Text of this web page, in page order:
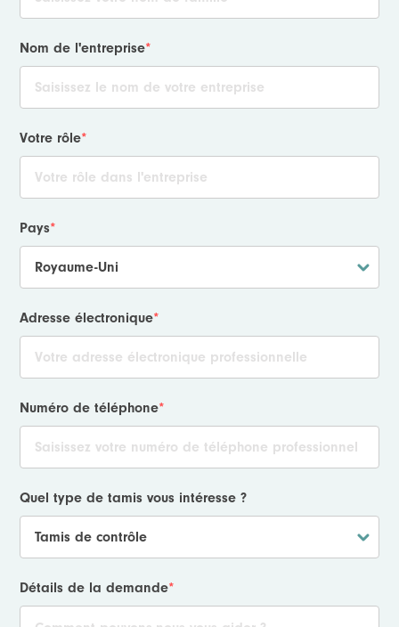
Nom de l'entreprise*
Votre rôle*
Pays*
Adresse électronique*
Numéro de téléphone*
Quel type de tamis vous intéresse ?
Détails de la demande*